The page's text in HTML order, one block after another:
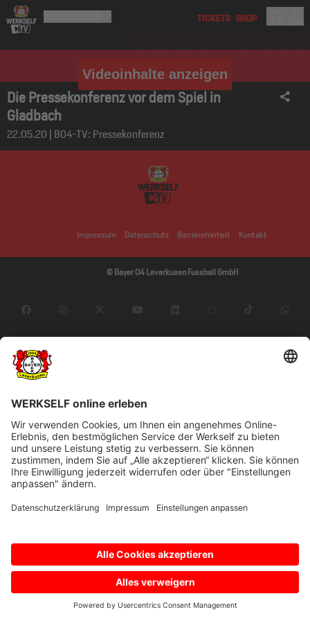
Videoinhalte anzeigen
Die Pressekonferenz vor dem Spiel in
Gladbach
22.05.20 | B04-TV: Pressekonferenz
Impressum Datenschutz Barrierefreiheit Kontakt
© Bayer 04 Leverkusen Fussball GmbH